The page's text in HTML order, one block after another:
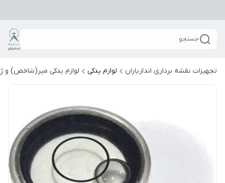
جستجو
تجهیزات نقشه برداری اندازیاران لوازم یدکی لوازم یدکی میر(شاخص) و